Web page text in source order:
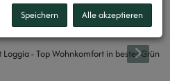
Speichern Alle akzeptieren